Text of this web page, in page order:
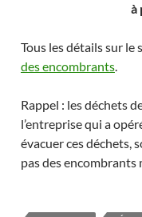
à
Tous les détails sur le
des encombrants.
Rappel : les déchets
l’entreprise qui a
évacuer ces déchets,
pas des encombrants